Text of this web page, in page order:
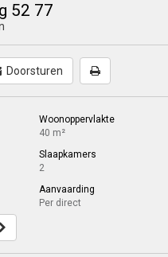
52 77
Doorsturen
Woonoppervlakte
40 m²
Slaapkamers
2
Aanvaarding
Per direct